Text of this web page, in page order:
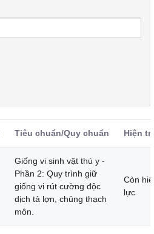
Tiêu chuẩn/Quy chuẩn Hiện
Giống vi sinh vật thú y -
Phần 2: Quy trình giữ
giống vi rút cường độc
dịch tả lợn, chủng thạch
môn.
Còn
lực